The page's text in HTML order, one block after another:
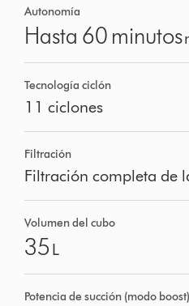
Autonomía
Hasta 60 minutos
Tecnología ciclón
11 ciclones
Filtración
Filtración completa de
Volumen del cubo
35 L
Potencia de succión (modo boost)